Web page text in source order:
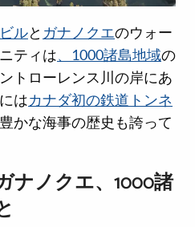
ルと ガナノクエのウォー
ティは、1000諸島地域の
トローレンス川の岸にあ
はカナダ初の鉄道トンネ
かな海事の歴史も誇って
ナノクエ、1000諸